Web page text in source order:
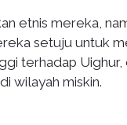
etnis mereka,
setuju untuk
terhadap
wilayah miskin.